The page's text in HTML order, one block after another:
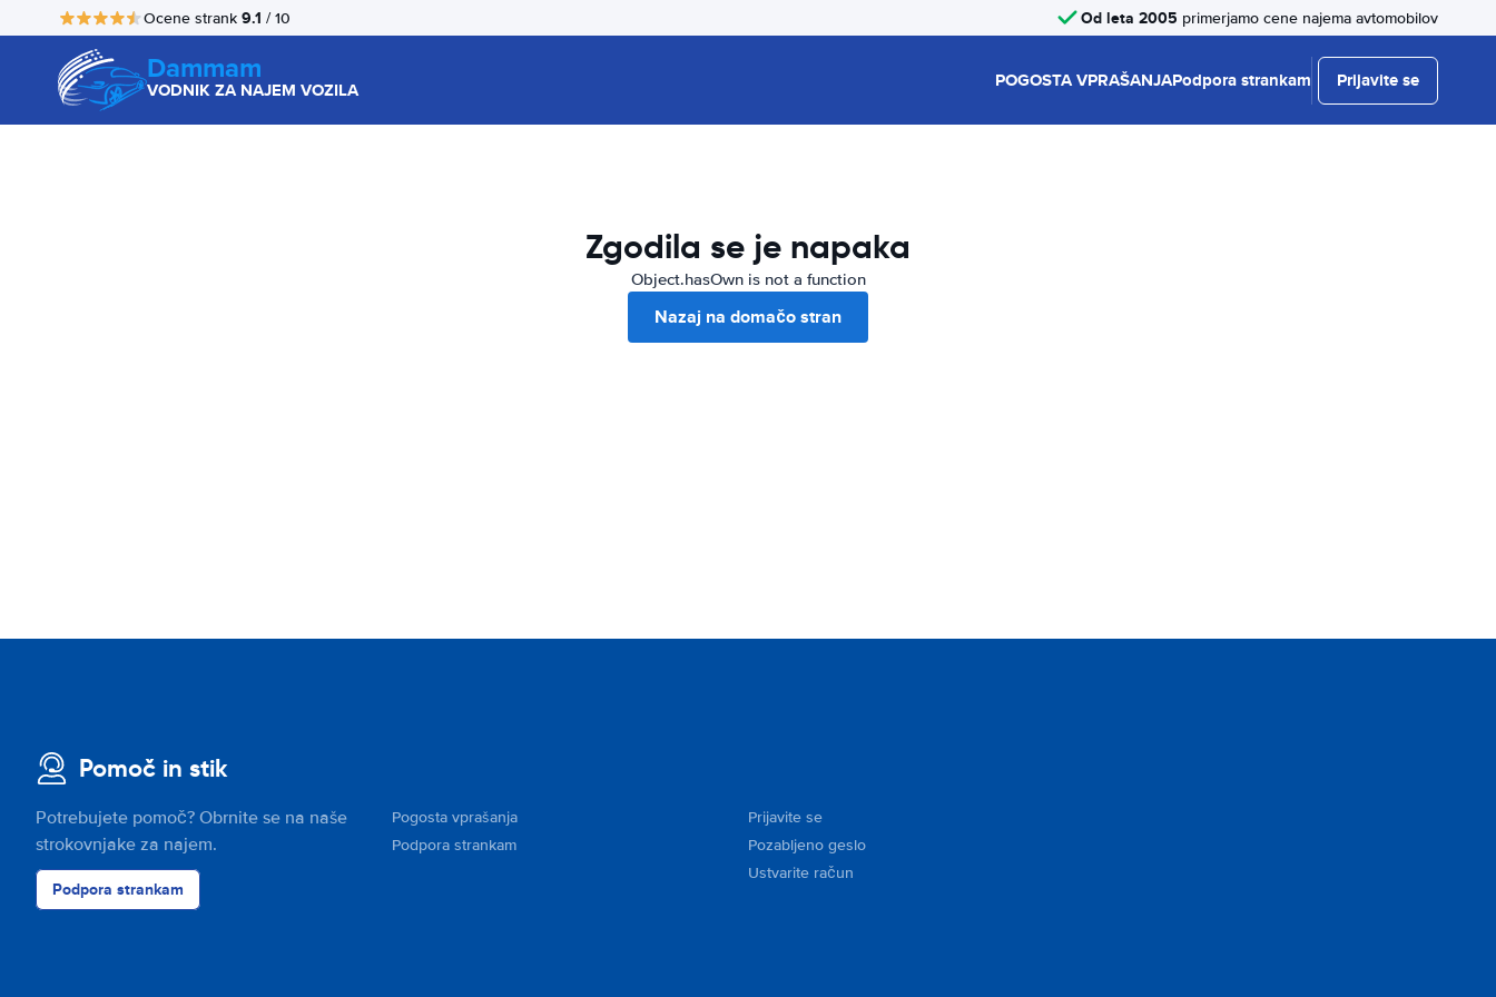
Ocene strank 9.1 / 10 Od leta 2005 primerjamo cene najema avtomobilov
Dammam
VODNIK ZA NAJEM VOZILA POGOSTA VPRAŠANJAPodpora strankam Prijavite se
Zgodila se je napaka
Object.hasOwn is not a function
Nazaj na domačo stran
Pomoč in stik
Potrebujete pomoč? Obrnite se na naše
strokovnjake za najem.
Podpora strankam
Pogosta vprašanja
Podpora strankam
Prijavite se
Pozabljeno geslo
Ustvarite račun